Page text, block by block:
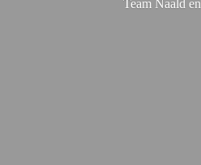
Team Naald en